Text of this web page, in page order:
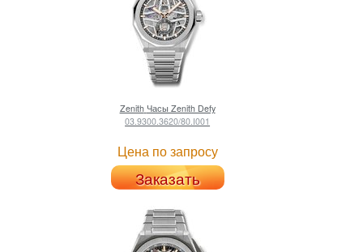
Zenith Часы Zenith Defy
03.9300.3620/80.I001
Цена по запросу
Заказать